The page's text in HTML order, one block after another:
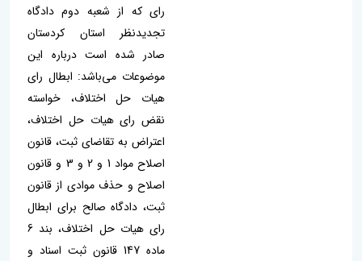
رای که از شعبه دوم دادگاه
تجدیدنظر استان کردستان
صادر شده است درباره این
موضوعات می‌باشد: ابطال رای
هیات حل اختلاف، خواسته
نقض رای هیات حل اختلاف،
اعتراض به تقاضای ثبت، قانون
اصلاح مواد 1 و 2 و 3 و قانون
اصلاح و حذف موادی از قانون
ثبت، دادگاه صالح برای ابطال
رای هیات حل اختلاف، بند 6
ماده 147 قانون ثبت اسناد و